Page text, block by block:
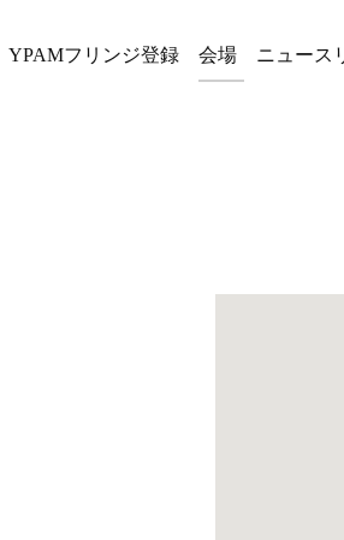
YPAMフリンジ登録 会場 ニュース